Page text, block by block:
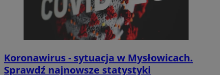
Koronawirus - sytuacja w Mysłowicach.
Sprawdź najnowsze statystyki